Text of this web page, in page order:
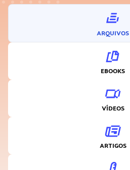
ARQUIVOS
EBOOKS
VÍDEOS
ARTIGOS